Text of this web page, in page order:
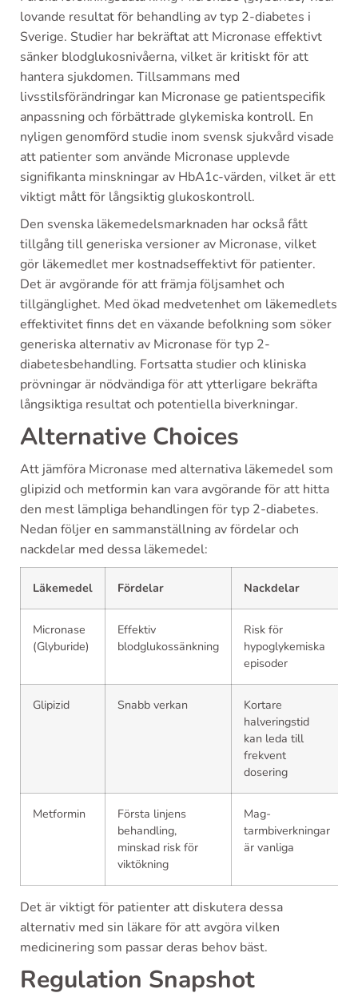
lovande resultat för behandling av typ 2-diabetes i
Sverige. Studier har bekräftat att Micronase effektivt
sänker blodglukosnivåerna, vilket är kritiskt för att
hantera sjukdomen. Tillsammans med
livsstilsförändringar kan Micronase ge patientspecifik
anpassning och förbättrade glykemiska kontroll. En
nyligen genomförd studie inom svensk sjukvård visade
att patienter som använde Micronase upplevde
signifikanta minskningar av HbA1c-värden, vilket är ett
viktigt mått för långsiktig glukoskontroll.
Den svenska läkemedelsmarknaden har också fått
tillgång till generiska versioner av Micronase, vilket
gör läkemedlet mer kostnadseffektivt för patienter.
Det är avgörande för att främja följsamhet och
tillgänglighet. Med ökad medvetenhet om läkemedlets
effektivitet finns det en växande befolkning som söker
generiska alternativ av Micronase för typ 2-
diabetesbehandling. Fortsatta studier och kliniska
prövningar är nödvändiga för att ytterligare bekräfta
långsiktiga resultat och potentiella biverkningar.
Alternative Choices
Att jämföra Micronase med alternativa läkemedel som
glipizid och metformin kan vara avgörande för att hitta
den mest lämpliga behandlingen för typ 2-diabetes.
Nedan följer en sammanställning av fördelar och
nackdelar med dessa läkemedel:
Läkemedel Fördelar Nackdelar
Micronase
(Glyburide)
Effektiv
blodglukossänkning
Risk för
hypoglykemiska
episoder
Glipizid Snabb verkan
Kortare
halveringstid
kan leda till
frekvent
dosering
Metformin
Första linjens
behandling,
minskad risk för
viktökning
Mag-
tarmbiverkningar
är vanliga
Det är viktigt för patienter att diskutera dessa
alternativ med sin läkare för att avgöra vilken
medicinering som passar deras behov bäst.
Regulation Snapshot